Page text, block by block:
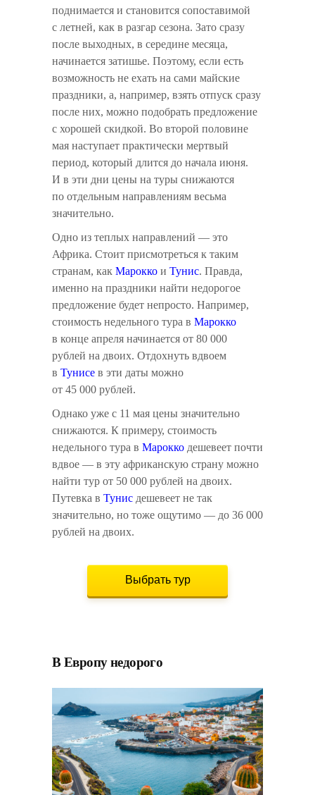
поднимается и становится сопоставимой
с летней, как в разгар сезона. Зато сразу
после выходных, в середине месяца,
начинается затишье. Поэтому, если есть
возможность не ехать на сами майские
праздники, а, например, взять отпуск сразу
после них, можно подобрать предложение
с хорошей скидкой. Во второй половине
мая наступает практически мертвый
период, который длится до начала июня.
И в эти дни цены на туры снижаются
по отдельным направлениям весьма
значительно.
Одно из теплых направлений — это
Африка. Стоит присмотреться к таким
странам, как Марокко и Тунис. Правда,
именно на праздники найти недорогое
предложение будет непросто. Например,
стоимость недельного тура в Марокко
в конце апреля начинается от 80 000
рублей на двоих. Отдохнуть вдвоем
в Тунисе в эти даты можно
от 45 000 рублей.
Однако уже с 11 мая цены значительно
снижаются. К примеру, стоимость
недельного тура в Марокко дешевеет почти
вдвое — в эту африканскую страну можно
найти тур от 50 000 рублей на двоих.
Путевка в Тунис дешевеет не так
значительно, но тоже ощутимо — до 36 000
рублей на двоих.
Выбрать тур
В Европу недорого